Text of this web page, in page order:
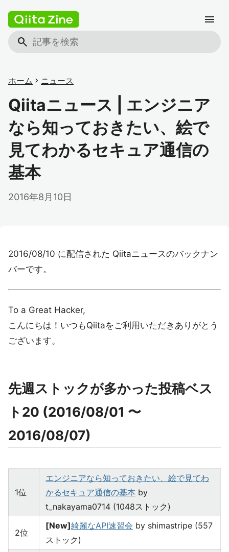
search
menu
ホーム chevron_right ニュース
Qiitaニュース | エンジニア
なら知っておきたい、絵で
見てわかるセキュア通信の
基本
2016年8月10日
2016/08/10 に配信された Qiitaニュースのバックナン
バーです。
To a Great Hacker,
こんにちは！いつもQiitaをご利用いただきありがとう
ございます。
先週ストックが多かった投稿ベス
ト20 (2016/08/01 〜
2016/08/07)
1位
エンジニアなら知っておきたい、絵で見てわ
かるセキュア通信の基本 by
t_nakayama0714 (1048ストック)
2位
[New]綺麗なAPI速習会 by shimastripe (557
ストック)